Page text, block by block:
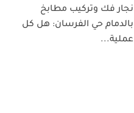
نجار فك وتركيب مطابخ
بالدمام حي الفرسان: هل كل
عملية...